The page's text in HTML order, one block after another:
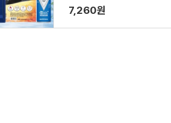
프+멘소래담 쿨 에어파스)
7,260원